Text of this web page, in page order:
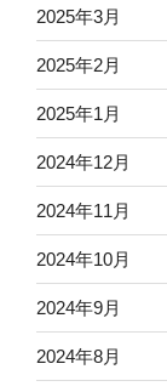
2025年3月
2025年2月
2025年1月
2024年12月
2024年11月
2024年10月
2024年9月
2024年8月